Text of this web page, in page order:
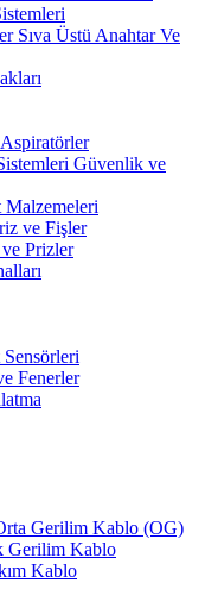
Sıva Üstü Anahtar Ve
Güvenlik ve
Malzemeleri
ve Fişler
Prizler
Fenerler
Gerilim Kablo (OG)
Gerilim Kablo
Kablo